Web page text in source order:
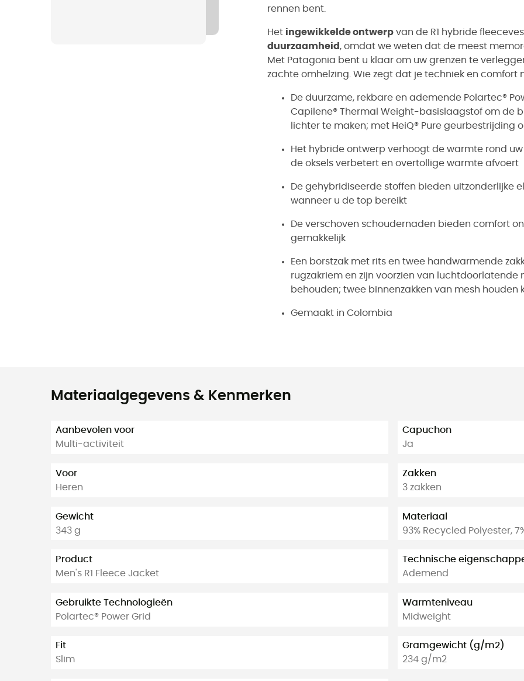
rennen bent.
Het ingewikkelde ontwerp van de R1 hybride
duurzaamheid , omdat we weten dat de meest
Met Patagonia bent u klaar om uw grenzen te
zachte omhelzing. Wie zegt dat je techniek en comfort
De duurzame, rekbare en ademende Polartec®
Capilene® Thermal Weight-basislaagstof om de
lichter te maken; met HeiQ® Pure geurbestrijding
Het hybride ontwerp verhoogt de warmte rond
de oksels verbetert en overtollige warmte afvoert
De gehybridiseerde stoffen bieden uitzonderlijke
wanneer u de top bereikt
De verschoven schoudernaden bieden comfort
gemakkelijk
Een borstzak met rits en twee handwarmende
rugzakriem en zijn voorzien van
behouden; twee binnenzakken van mesh houden
Gemaakt in Colombia
Materiaalgegevens & Kenmerken
Aanbevolen voor
Multi-activiteit
Voor
Heren
Gewicht
343 g
Product
Men's R1 Fleece Jacket
Gebruikte Technologieën
Polartec® Power Grid
Fit
Slim
Capuchon
Ja
Zakken
3 zakken
Materiaal
93% Recycled Polyester,
Technische
Ademend
Warmteniveau
Midweight
Gramgewicht (g/m2)
234 g/m2